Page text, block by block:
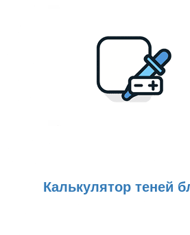
Калькулятор теней